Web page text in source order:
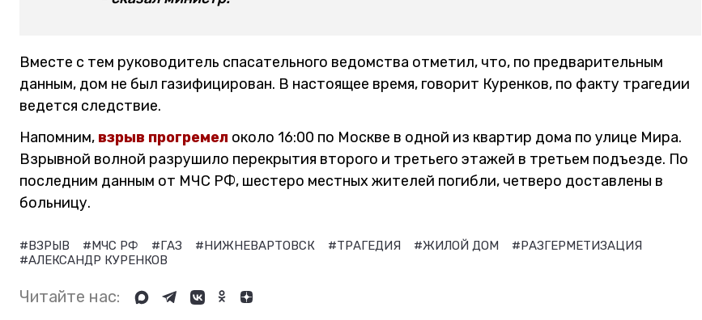
Вместе с тем руководитель спасательного ведомства отметил, что, по предварительным
данным, дом не был газифицирован. В настоящее время, говорит Куренков, по факту трагедии
ведется следствие.
Напомним, взрыв прогремел около 16:00 по Москве в одной из квартир дома по улице Мира.
Взрывной волной разрушило перекрытия второго и третьего этажей в третьем подъезде. По
последним данным от МЧС РФ, шестеро местных жителей погибли, четверо доставлены в
больницу.
#ВЗРЫВ #МЧС РФ #ГАЗ #НИЖНЕВАРТОВСК #ТРАГЕДИЯ #ЖИЛОЙ ДОМ
#РАЗГЕРМЕТИЗАЦИЯ
#АЛЕКСАНДР КУРЕНКОВ
Читайте нас: